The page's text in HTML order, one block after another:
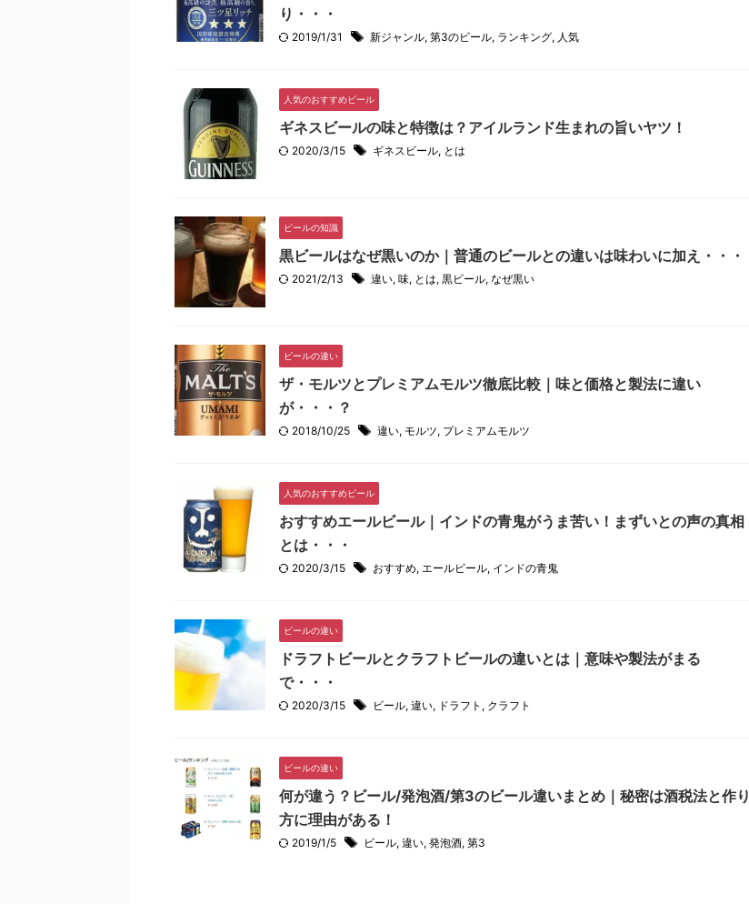
り・・・
2019/1/31 新ジャンル, 第3のビール, ランキング, 人気
人気のおすすめビール
ギネスビールの味と特徴は？アイルランド生まれの旨いヤツ！
2020/3/15 ギネスビール, とは
ビールの知識
黒ビールはなぜ黒いのか｜普通のビールとの違いは味わいに加え・・・
2021/2/13 違い, 味, とは, 黒ビール, なぜ黒い
ビールの違い
ザ・モルツとプレミアムモルツ徹底比較｜味と価格と製法に違い
が・・・？
2018/10/25 違い, モルツ, プレミアムモルツ
人気のおすすめビール
おすすめエールビール｜インドの青鬼がうま苦い！まずいとの声の真相
とは・・・
2020/3/15 おすすめ, エールビール, インドの青鬼
ビールの違い
ドラフトビールとクラフトビールの違いとは｜意味や製法がまる
で・・・
2020/3/15 ビール, 違い, ドラフト , クラフト
ビールの違い
何が違う？ビール/発泡酒/第3のビール違いまとめ｜秘密は酒税法と作り
方に理由がある！
2019/1/5 ビール, 違い, 発泡酒, 第3